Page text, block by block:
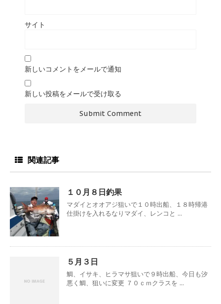
サイト
新しいコメントをメールで通知
新しい投稿をメールで受け取る
関連記事
１０月８日釣果
マダイとオオアジ狙いで１０時出船、１８時帰港
仕掛けを入れるなりマダイ、レンコと ...
５月３日
鯛、イサキ、ヒラマサ狙いで９時出船、今日も汐
悪く鯛、狙いに変更 ７０ｃｍクラスを ...